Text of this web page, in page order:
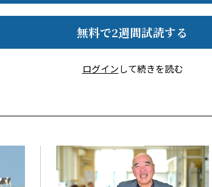
無料で2週間試読する
ログインして続きを読む